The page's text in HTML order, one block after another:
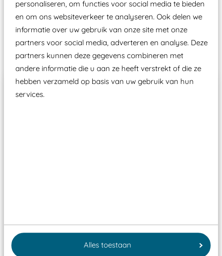
personaliseren, om functies voor social media te bieden
en om ons websiteverkeer te analyseren. Ook delen we
informatie over uw gebruik van onze site met onze
partners voor social media, adverteren en analyse. Deze
partners kunnen deze gegevens combineren met
andere informatie die u aan ze heeft verstrekt of die ze
hebben verzameld op basis van uw gebruik van hun
services.
Alles toestaan
Speeltoestellen vallen?
Past er goed bij